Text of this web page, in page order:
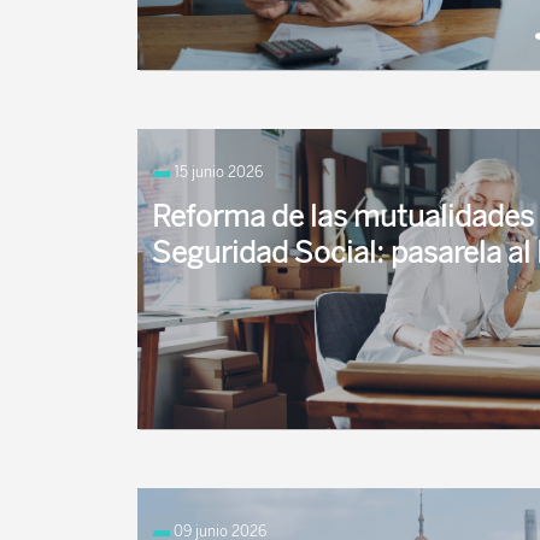
No obstante, debes tener la precaución de que
ese ahorro no se consuma demasiado rápido.
Es decir, no sobrevivir a tus ahorros.
15 junio 2026
Reforma de las
Seguridad Social: pasarela al
El Congreso de los Diputados ha aprobado la
de la Seguridad Social en relación las
09 junio 2026